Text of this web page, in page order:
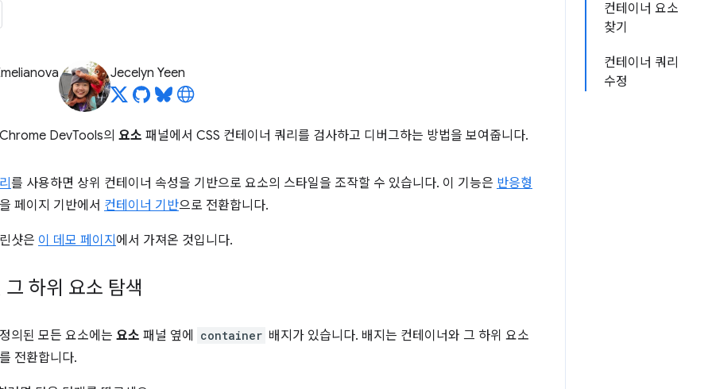
컨테이너 요소
찾기
컨테이너 쿼리
수정
Jecelyn Yeen
DevTools의 요소 패널에서 CSS 컨테이너 쿼리를 검사하고 디버그하는 방법을 보여줍니다.
를 사용하면 상위 컨테이너 속성을 기반으로 요소의 스타일을 조작할 수 있습니다. 이 기능은 반응형
페이지 기반에서 컨테이너 기반으로 전환합니다.
샷은 이 데모 페이지 에서 가져온 것입니다.
하위 요소 탐색
의된 모든 요소에는 요소 패널 옆에 container 배지가 있습니다. 배지는 컨테이너와 그 하위 요소
전환합니다.